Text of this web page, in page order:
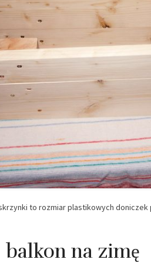
to rozmiar plastikowych
na zimę